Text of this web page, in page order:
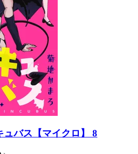
ュバス【マイクロ】 8